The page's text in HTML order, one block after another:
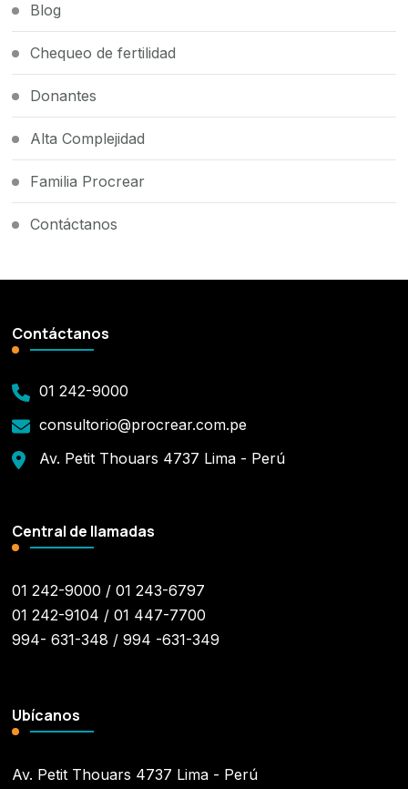
Blog
Chequeo de fertilidad
Donantes
Alta Complejidad
Familia Procrear
Contáctanos
Contáctanos
01 242-9000
consultorio@procrear.com.pe
Av. Petit Thouars 4737 Lima - Perú
Central de llamadas
01 242-9000 / 01 243-6797
01 242-9104 / 01 447-7700
994- 631-348 / 994 -631-349
Ubícanos
Av. Petit Thouars 4737 Lima - Perú